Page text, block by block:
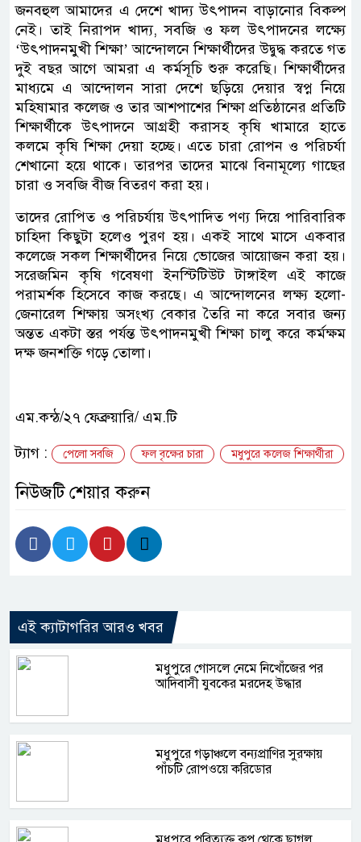
জনবহুল আমাদের এ দেশে খাদ্য উৎপাদন বাড়ানোর বিকল্প
নেই। তাই নিরাপদ খাদ্য, সবজি ও ফল উৎপাদনের লক্ষ্যে
‘উৎপাদনমুখী শিক্ষা’ আন্দোলনে শিক্ষার্থীদের উদ্বুদ্ধ করতে গত
দুই বছর আগে আমরা এ কর্মসূচি শুরু করেছি। শিক্ষার্থীদের
মাধ্যমে এ আন্দোলন সারা দেশে ছড়িয়ে দেয়ার স্বপ্ন নিয়ে
মহিষামার কলেজ ও তার আশপাশের শিক্ষা প্রতিষ্ঠানের প্রতিটি
শিক্ষার্থীকে উৎপাদনে আগ্রহী করাসহ কৃষি খামারে হাতে
কলমে কৃষি শিক্ষা দেয়া হচ্ছে। এতে চারা রোপন ও পরিচর্যা
শেখানো হয়ে থাকে। তারপর তাদের মাঝে বিনামূল্যে গাছের
চারা ও সবজি বীজ বিতরণ করা হয়।
তাদের রোপিত ও পরিচর্যায় উৎপাদিত পণ্য দিয়ে পারিবারিক
চাহিদা কিছুটা হলেও পুরণ হয়। একই সাথে মাসে একবার
কলেজে সকল শিক্ষার্থীদের নিয়ে ভোজের আয়োজন করা হয়।
সরেজমিন কৃষি গবেষণা ইনস্টিটিউট টাঙ্গাইল এই কাজে
পরামর্শক হিসেবে কাজ করছে। এ আন্দোলনের লক্ষ্য হলো-
জেনারেল শিক্ষায় অসংখ্য বেকার তৈরি না করে সবার জন্য
অন্তত একটা স্তর পর্যন্ত উৎপাদনমুখী শিক্ষা চালু করে কর্মক্ষম
দক্ষ জনশক্তি গড়ে তোলা।
এম.কন্ঠ/২৭ ফেব্রুয়ারি/ এম.টি
ট্যাগ :
পেলো সবজি ফল বৃক্ষের চারা মধুপুরে কলেজ শিক্ষার্থীরা
নিউজটি শেয়ার করুন
এই ক্যাটাগরির আরও খবর
মধুপুরে গোসলে নেমে নিখোঁজের পর
আদিবাসী যুবকের মরদেহ উদ্ধার
মধুপুরে গড়াঞ্চলে বন্যপ্রাণির সুরক্ষায়
পাঁচটি রোপওয়ে করিডোর